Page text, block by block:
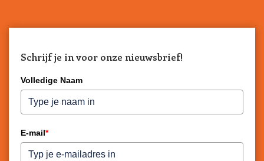
Schrijf je in voor onze nieuwsbrief!
Volledige Naam
E-mail*